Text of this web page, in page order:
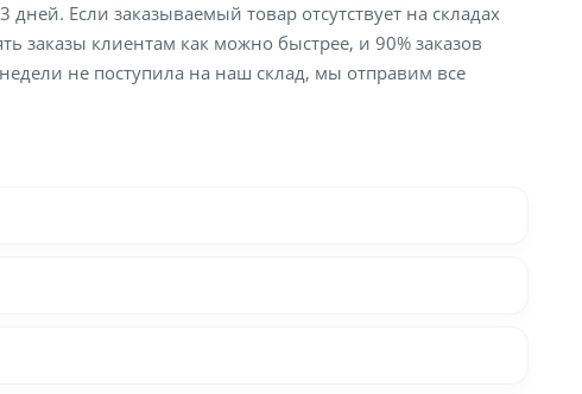
Если заказываемый товар отсутствует на складах
заказы клиентам как можно быстрее, и 90% заказов
не поступила на наш склад, мы отправим все